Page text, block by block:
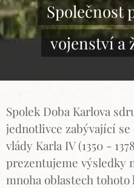
Společnost
vojenství a
Spolek Doba Karlova
jednotlivce zabývající
vlády Karla IV (1350 -
prezentujeme výsledky
mnoha oblastech